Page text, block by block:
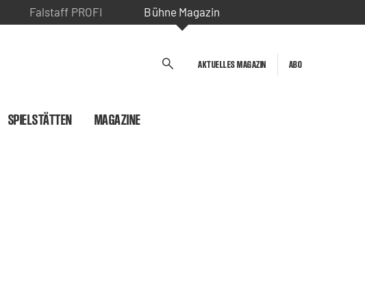
Falstaff PROFI Bühne Magazin
AKTUELLES MAGAZIN ABO
SPIELSTÄTTEN MAGAZINE